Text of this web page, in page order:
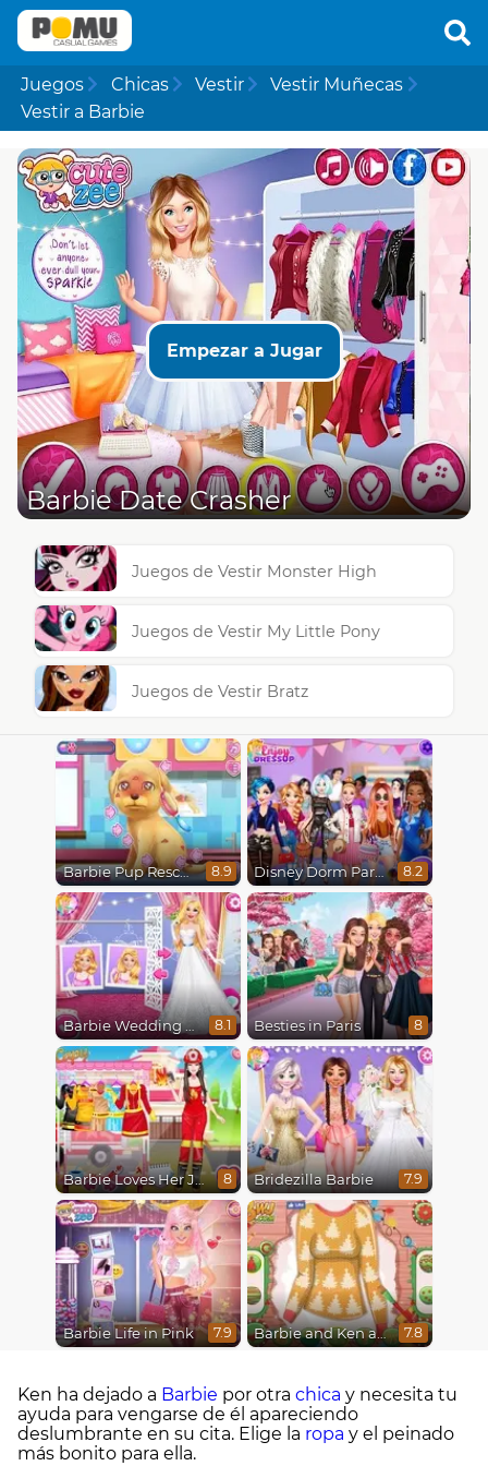
Juegos Chicas Vestir
Vestir Muñecas
Vestir a Barbie
Empezar a Jugar
Barbie Date Crasher
Juegos de Vestir Monster High
Juegos de Vestir My Little Pony
Juegos de Vestir Bratz
Barbie Pup Rescue 8.9 Disney Dorm Party 8.2
Barbie Wedding Fun 8.1 Besties in Paris 8
Barbie Loves Her Job 8 Bridezilla Barbie 7.9
Barbie Life in Pink 7.9 Barbie and Ken a Perfect Christmas 7.8
Ken ha dejado a Barbie por otra chica y necesita tu
ayuda para vengarse de él apareciendo
deslumbrante en su cita. Elige la ropa y el peinado
más bonito para ella.